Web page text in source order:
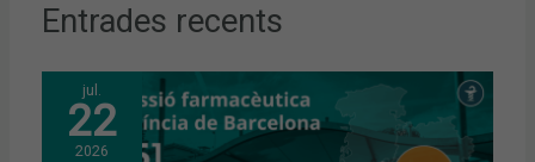
Entrades recents
jul.
22
2026